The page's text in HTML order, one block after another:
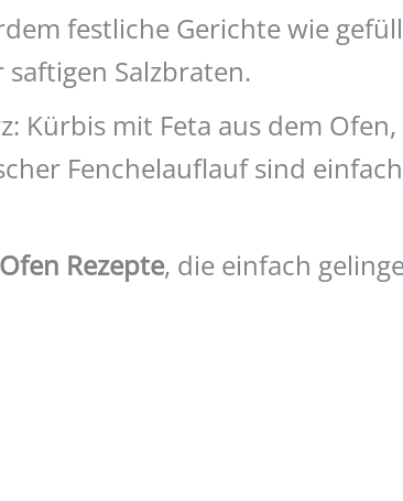
festliche Gerichte wie
Salzbraten.
Kürbis mit Feta aus dem
Fenchelauflauf sind
Rezepte, die einfach